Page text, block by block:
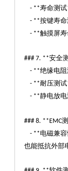
- **寿命测试
- **按键寿
- **触摸屏
### 7. **安全
- **绝缘电
- **耐压测试
- **静电放
### 8. **EMC
- **电磁兼
也能抵抗外部